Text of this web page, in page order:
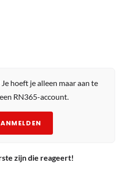
hoeft je alleen maar aan te
RN365-account.
zijn die reageert!